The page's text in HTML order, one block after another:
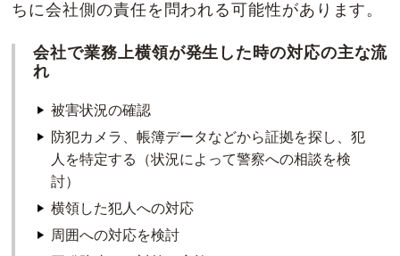
ちに会社側の責任を問われる可能性があります。
会社で業務上横領が発生した時の対応の主な流
れ
被害状況の確認
防犯カメラ、帳簿データなどから証拠を探し、犯
人を特定する（状況によって警察への相談を検
討）
横領した犯人への対応
周囲への対応を検討